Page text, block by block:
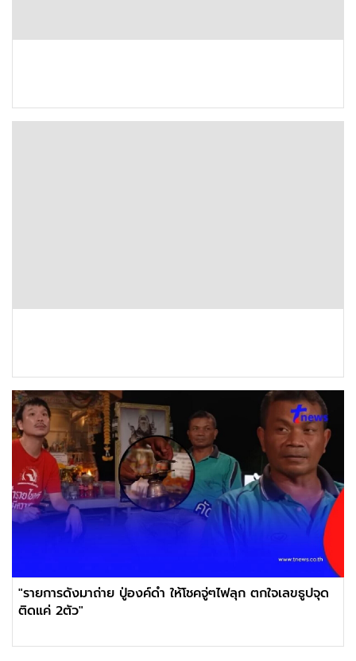
"รายการดังมาถ่าย ปู่องค์ดำ ให้โชคจู่ๆไฟลุก ตกใจเลขธูปจุด
ติดแค่ 2ตัว"